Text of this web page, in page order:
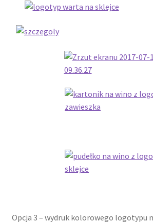
Wishlist
Opcja 3 – wydruk kolorowego logotypu